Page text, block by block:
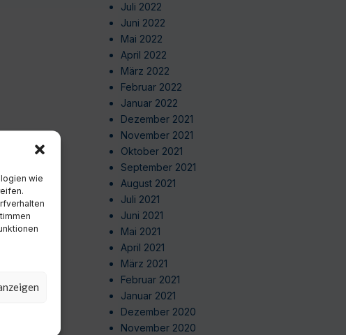
wie
Juli 2022
Juni 2022
Mai 2022
April 2022
März 2022
Februar 2022
Januar 2022
Dezember 2021
November 2021
Oktober 2021
September 2021
August 2021
Juli 2021
Juni 2021
Mai 2021
April 2021
März 2021
Februar 2021
Januar 2021
Dezember 2020
November 2020